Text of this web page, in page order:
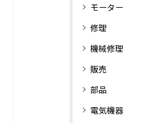
モーター
修理
機械修理
販売
部品
電気機器